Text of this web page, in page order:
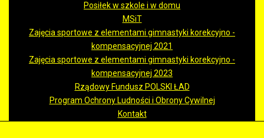
Posiłek w szkole i w domu
MSiT
Zajęcia sportowe z elementami gimnastyki korekcyjno -
kompensacyjnej 2021
Zajęcia sportowe z elementami gimnastyki korekcyjno -
kompensacyjnej 2023
Rządowy Fundusz POLSKI ŁAD
Program Ochrony Ludności i Obrony Cywilnej
Kontakt